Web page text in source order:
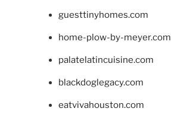
guesttinyhomes.com
home-plow-by-meyer.com
palatelatincuisine.com
blackdoglegacy.com
eatvivahouston.com